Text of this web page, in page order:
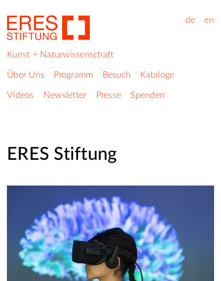
de en
Kunst + Naturwissenschaft
Über Uns Programm Besuch Kataloge
Videos Newsletter Presse Spenden
ERES Stiftung